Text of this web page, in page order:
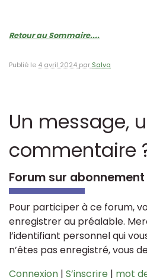
Retour au Sommaire....
Publié le 4 avril 2024 par Salva
Un message,
commentaire
Forum sur abonnement
Pour participer à ce forum,
enregistrer au préalable.
l’identifiant personnel qui
n’êtes pas enregistré, vous
Connexion | S’inscrire | mot